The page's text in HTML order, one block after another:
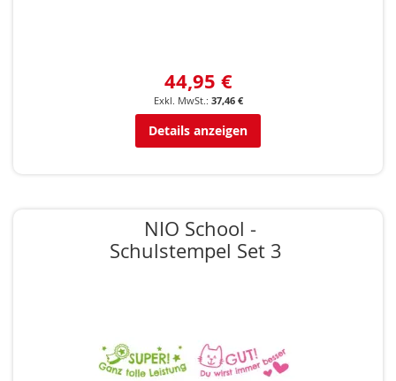
44,95 €
37,46 €
Details anzeigen
NIO School -
Schulstempel Set 3